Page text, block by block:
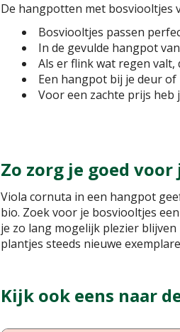
De hangpotten met bosviooltjes
Bosviooltjes passen
In de gevulde hangpot
Als er flink wat regen
Een hangpot bij je deur
Voor een zachte prijs heb
Zo zorg je goed
Viola cornuta in een hangpot
bio. Zoek voor je bosviooltjes
je zo lang mogelijk plezier
plantjes steeds nieuwe
Kijk ook eens naar